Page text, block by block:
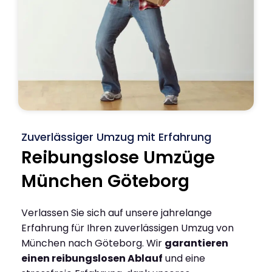
Zuverlässiger Umzug mit Erfahrung
Reibungslose Umzüge
München Göteborg
Verlassen Sie sich auf unsere jahrelange
Erfahrung für Ihren zuverlässigen Umzug von
München nach Göteborg. Wir garantieren
einen reibungslosen Ablauf und eine